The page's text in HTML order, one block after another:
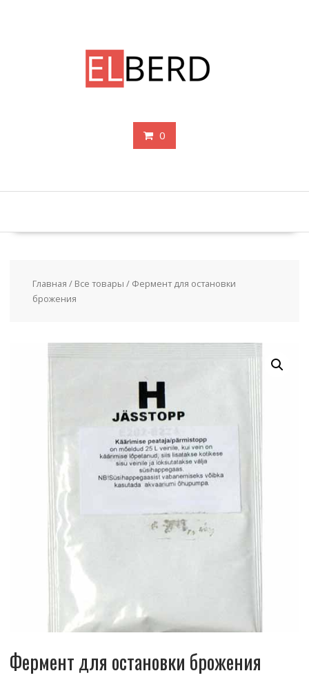
0
Главная / Все товары / Фермент для остановки
брожения
Фермент для остановки брожения